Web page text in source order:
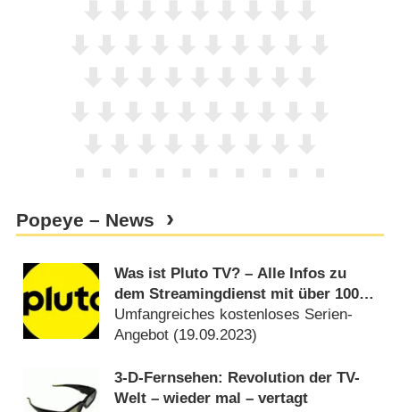
Popeye – News
Was ist Pluto TV? – Alle Infos zu
dem Streamingdienst mit über 100
FAST-Channels
Umfangreiches kostenloses Serien-
Angebot (19.09.2023)
3-D-Fernsehen: Revolution der TV-
Welt – wieder mal – vertagt